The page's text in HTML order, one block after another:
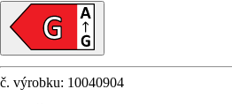
č. výrobku: 10040904